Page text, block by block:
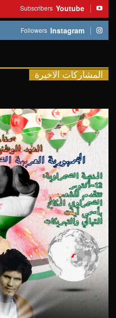
Youtube
Subscribers
Instagram
Followers
المشاركات الاخيرة